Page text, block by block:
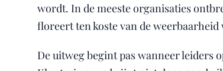
wordt. In de meeste organisaties
floreert ten koste van de weerbaarheid
De uitweg begint pas wanneer leiders